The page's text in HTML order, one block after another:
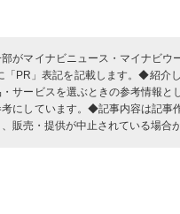
がマイナビニュース・マイナビ
PR」表記を記載します。◆紹介
サービスを選ぶときの参考情報
にしています。◆記事内容は記事
販売・提供が中止されている場合が